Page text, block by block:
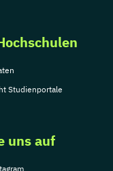
Studienportale
uns auf